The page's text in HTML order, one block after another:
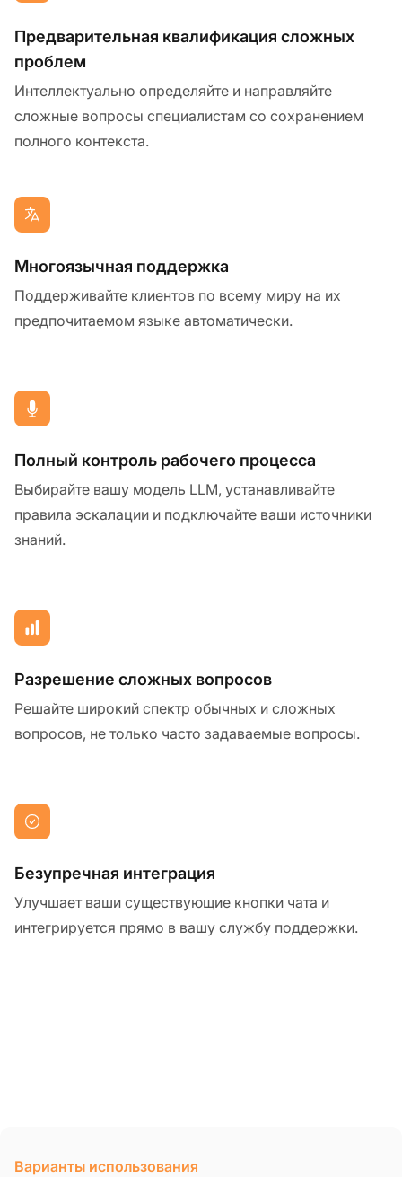
Предварительная квалификация сложных
проблем
Интеллектуально определяйте и направляйте
сложные вопросы специалистам со сохранением
полного контекста.
Многоязычная поддержка
Поддерживайте клиентов по всему миру на их
предпочитаемом языке автоматически.
Полный контроль рабочего процесса
Выбирайте вашу модель LLM, устанавливайте
правила эскалации и подключайте ваши источники
знаний.
Разрешение сложных вопросов
Решайте широкий спектр обычных и сложных
вопросов, не только часто задаваемые вопросы.
Безупречная интеграция
Улучшает ваши существующие кнопки чата и
интегрируется прямо в вашу службу поддержки.
Варианты использования